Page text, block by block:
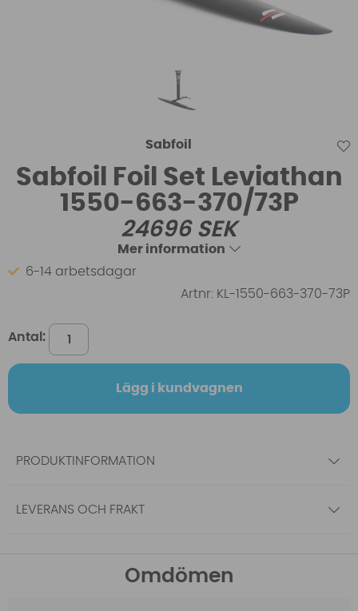
Sabfoil
Sabfoil Foil Set Leviathan
1550-663-370/73P
24696SEK
Mer information
6-14 arbetsdagar
Artnr: KL-1550-663-370-73P
Antal:
Lägg i kundvagnen
PRODUKTINFORMATION
LEVERANS OCH FRAKT
Omdömen